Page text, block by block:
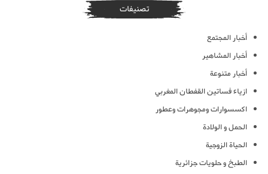
تصنيفات
أخبار المجتمع
أخبار المشاهير
أخبار متنوعة
ازياء فساتين القفطان المغربي
اكسسوارات ومجوهرات وعطور
الحمل و الولادة
الحياة الزوجية
الطبخ و حلويات جزائرية